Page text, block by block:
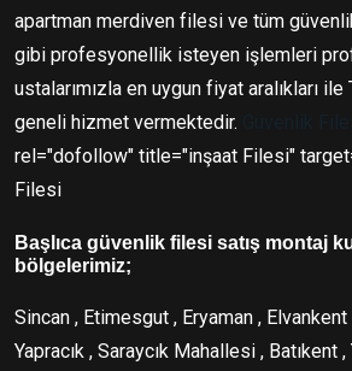
apartman merdiven filesi ve tüm
gibi profesyonellik isteyen işlemleri
ustalarımızla en uygun fiyat aralıkları ile
geneli hizmet vermektedir.
rel="dofollow" title="inşaat Filesi"
Filesi
Başlıca güvenlik filesi satış montaj
bölgelerimiz;
Sincan , Etimesgut , Eryaman , Elvankent
Yapracık , Saraycık Mahallesi , Batıkent